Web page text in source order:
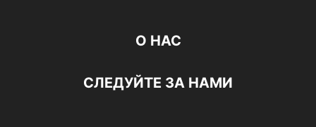
О НАС
СЛЕДУЙТЕ ЗА НАМИ